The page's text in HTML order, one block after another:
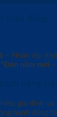
– Nhân dịp
“Đón năm mới
gia đình
hành đáng